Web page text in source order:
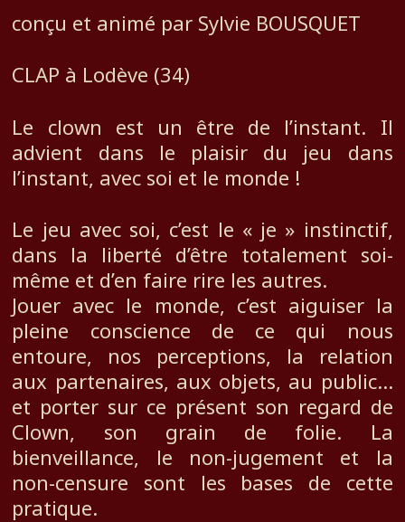
conçu et animé par Sylvie BOUSQUET
CLAP à Lodève (34)
Le clown est un être de l’instant. Il
advient dans le plaisir du jeu dans
l’instant, avec soi et le monde !
Le jeu avec soi, c’est le « je » instinctif,
dans la liberté d’être totalement soi-
même et d’en faire rire les autres.
Jouer avec le monde, c’est aiguiser la
pleine conscience de ce qui nous
entoure, nos perceptions, la relation
aux partenaires, aux objets, au public…
et porter sur ce présent son regard de
Clown, son grain de folie. La
bienveillance, le non-jugement et la
non-censure sont les bases de cette
pratique.